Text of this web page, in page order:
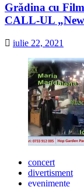
Grădina cu
CALL-UL
iulie 22, 2021
concert
divertisment
evenimente